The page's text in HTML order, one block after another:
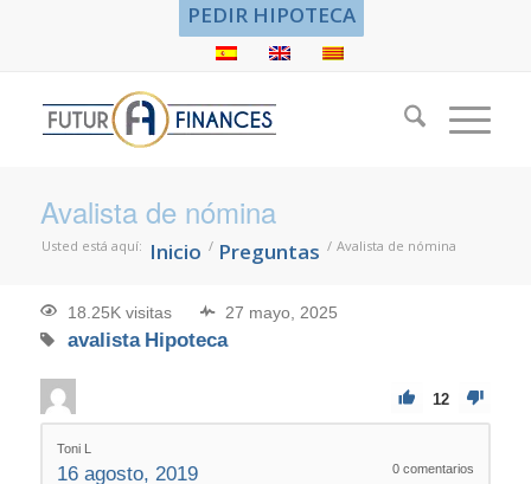
PEDIR HIPOTECA
Avalista de nómina
Usted está aquí: Inicio / Preguntas / Avalista de nómina
18.25K visitas 27 mayo, 2025
avalista Hipoteca
12
Toni L
16 agosto, 2019 0 comentarios